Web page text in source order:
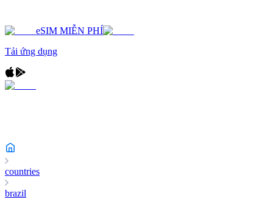
eSIM MIỄN PHÍ
Tải ứng dụng
countries
brazil